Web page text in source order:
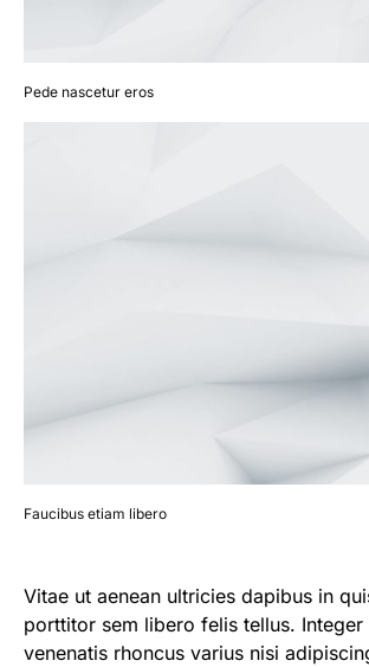
Pede nascetur eros
Faucibus etiam libero
Vitae ut aenean ultricies dapibus in
porttitor sem libero felis tellus. Integer
venenatis rhoncus varius nisi